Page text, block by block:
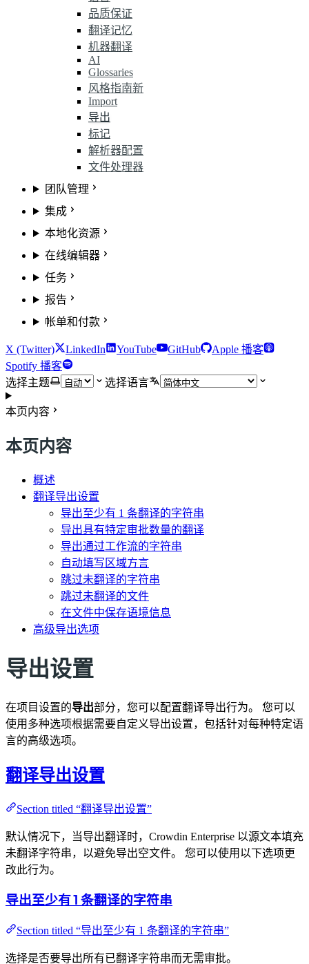
品质保证
翻译记忆
机器翻译
AI
Glossaries
风格指南新
Import
导出
标记
解析器配置
文件处理器
团队管理
集成
本地化资源
在线编辑器
任务
报告
帐单和付款
X (Twitter) LinkedIn YouTube GitHub
Apple 播客
Spotify 播客
选择主题
选择语言
本页内容
本页内容
概述
翻译导出设置
导出至少有 1 条翻译的字符串
导出具有特定审批数量的翻译
导出通过工作流的字符串
自动填写区域方言
跳过未翻译的字符串
跳过未翻译的文件
在文件中保存语境信息
高级导出选项
导出设置
在项目设置的导出部分，您可以配置翻译导出行为。 您可以
使用多种选项根据需要自定义导出设置，包括针对每种特定语
言的高级选项。
翻译导出设置
Section titled “翻译导出设置”
默认情况下，当导出翻译时，Crowdin Enterprise 以源文本填充
未翻译字符串，以避免导出空文件。 您可以使用以下选项更
改此行为。
导出至少有 1 条翻译的字符串
Section titled “导出至少有 1 条翻译的字符串”
选择是否要导出所有已翻译字符串而无需审批。